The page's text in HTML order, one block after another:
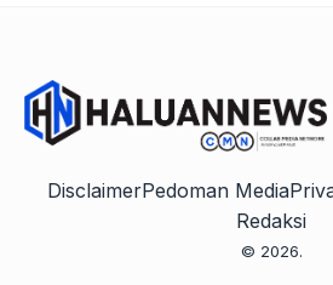
DisclaimerPedoman Media
Redaksi
© 2026.